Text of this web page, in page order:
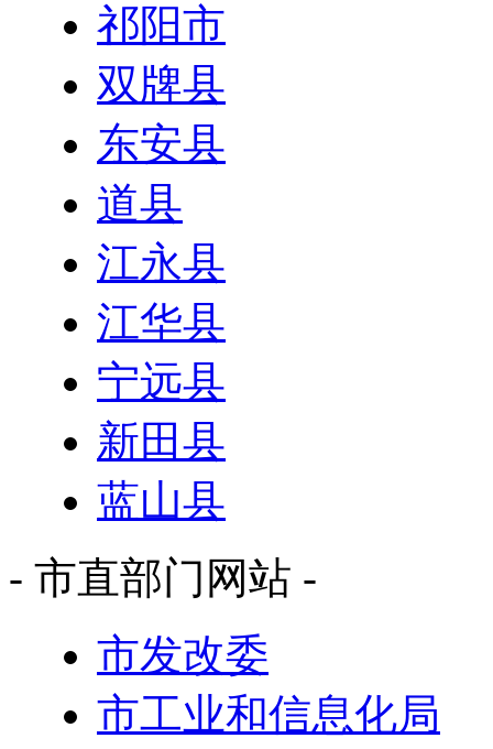
祁阳市
双牌县
东安县
道县
江永县
江华县
宁远县
新田县
蓝山县
- 市直部门网站 -
市发改委
市工业和信息化局